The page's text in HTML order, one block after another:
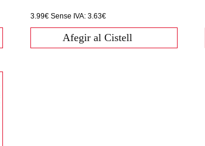
3.99€ Sense IVA: 3.63€
Afegir al Cistell